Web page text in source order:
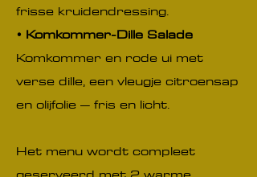
frisse kruidendressing.
• Komkommer-Dille Salade
Komkommer en rode ui met
verse dille, een vleugje citroensap
en olijfolie – fris en licht.
Het menu wordt compleet